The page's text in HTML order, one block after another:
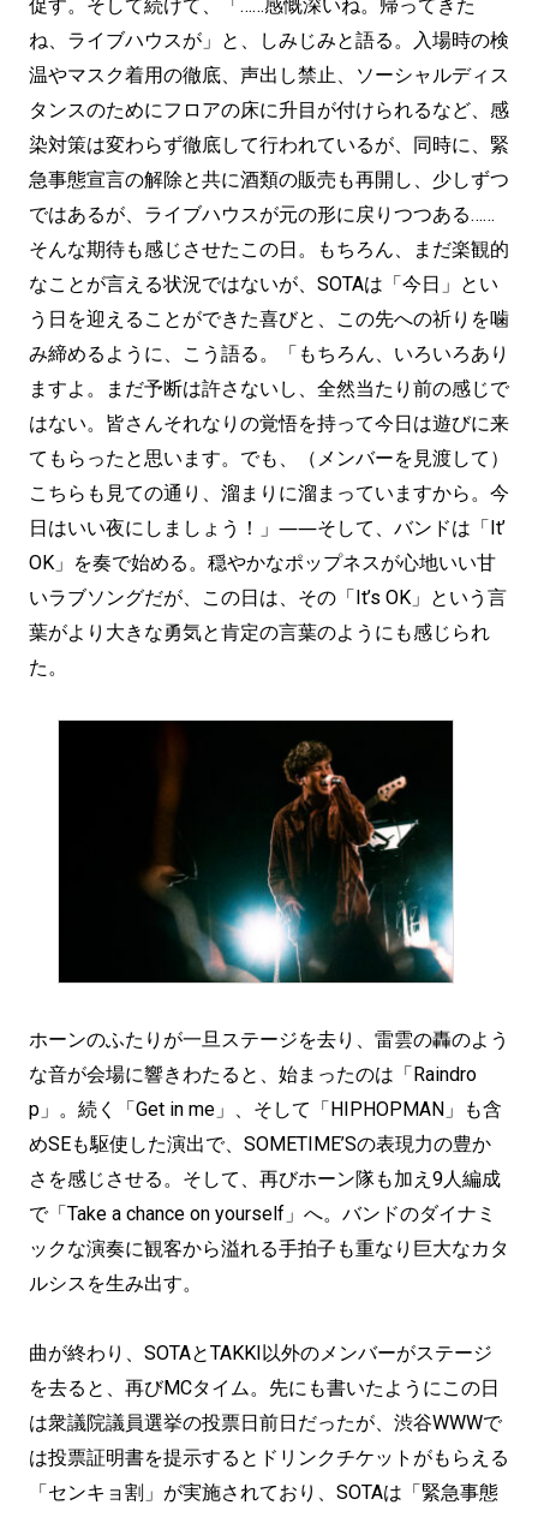
促す。そして続けて、「……感慨深いね。帰ってきた
ね、ライブハウスが」と、しみじみと語る。入場時の検
温やマスク着用の徹底、声出し禁止、ソーシャルディス
タンスのためにフロアの床に升目が付けられるなど、感
染対策は変わらず徹底して行われているが、同時に、緊
急事態宣言の解除と共に酒類の販売も再開し、少しずつ
ではあるが、ライブハウスが元の形に戻りつつある……
そんな期待も感じさせたこの日。もちろん、まだ楽観的
なことが言える状況ではないが、SOTAは「今日」とい
う日を迎えることができた喜びと、この先への祈りを噛
み締めるように、こう語る。「もちろん、いろいろあり
ますよ。まだ予断は許さないし、全然当たり前の感じで
はない。皆さんそれなりの覚悟を持って今日は遊びに来
てもらったと思います。でも、（メンバーを見渡して）
こちらも見ての通り、溜まりに溜まっていますから。今
日はいい夜にしましょう！」――そして、バンドは「It’
OK」を奏で始める。穏やかなポップネスが心地いい甘
いラブソングだが、この日は、その「It’s OK」という言
葉がより大きな勇気と肯定の言葉のようにも感じられ
た。
ホーンのふたりが一旦ステージを去り、雷雲の轟のよう
な音が会場に響きわたると、始まったのは「Raindro
p」。続く「Get in me」、そして「HIPHOPMAN」も含
めSEも駆使した演出で、SOMETIME’Sの表現力の豊か
さを感じさせる。そして、再びホーン隊も加え9人編成
で「Take a chance on yourself」へ。バンドのダイナミ
ックな演奏に観客から溢れる手拍子も重なり巨大なカタ
ルシスを生み出す。
曲が終わり、SOTAとTAKKI以外のメンバーがステージ
を去ると、再びMCタイム。先にも書いたようにこの日
は衆議院議員選挙の投票日前日だったが、渋谷WWWで
は投票証明書を提示するとドリンクチケットがもらえる
「センキョ割」が実施されており、SOTAは「緊急事態